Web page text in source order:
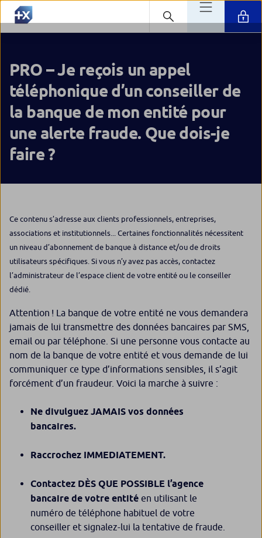
PRO – Je reçois un appel
téléphonique d’un conseiller de
la banque de mon entité pour
une alerte fraude. Que dois-je
faire ?
Ce contenu s’adresse aux clients professionnels, entreprises,
associations et institutionnels... Certaines fonctionnalités nécessitent
un niveau d’abonnement de banque à distance et/ou de droits
utilisateurs spécifiques. Si vous n’y avez pas accès, contactez
l’administrateur de l’espace client de votre entité ou le conseiller
dédié.
Attention ! La banque de votre entité ne vous demandera
jamais de lui transmettre des données bancaires par SMS,
email ou par téléphone. Si une personne vous contacte au
nom de la banque de votre entité et vous demande de lui
communiquer ce type d’informations sensibles, il s’agit
forcément d’un fraudeur. Voici la marche à suivre :
Ne divulguez JAMAIS vos données
bancaires.
Raccrochez IMMEDIATEMENT.
Contactez DÈS QUE POSSIBLE l’agence
bancaire de votre entité en utilisant le
numéro de téléphone habituel de votre
conseiller et signalez-lui la tentative de fraude.